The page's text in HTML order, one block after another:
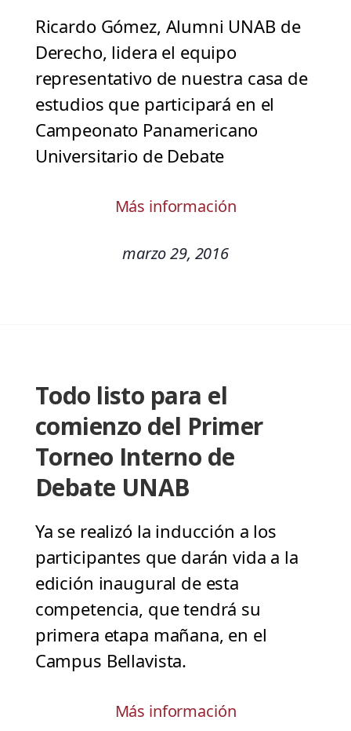
Ricardo Gómez, Alumni UNAB de
Derecho, lidera el equipo
representativo de nuestra casa de
estudios que participará en el
Campeonato Panamericano
Universitario de Debate
Más información
marzo 29, 2016
Todo listo para el
comienzo del Primer
Torneo Interno de
Debate UNAB
Ya se realizó la inducción a los
participantes que darán vida a la
edición inaugural de esta
competencia, que tendrá su
primera etapa mañana, en el
Campus Bellavista.
Más información